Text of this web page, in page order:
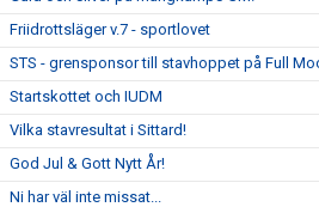
Friidrottsläger v.7 - sportlovet
STS - grensponsor till stavhoppet på Full
Startskottet och IUDM
Vilka stavresultat i Sittard!
God Jul & Gott Nytt År!
Ni har väl inte missat...